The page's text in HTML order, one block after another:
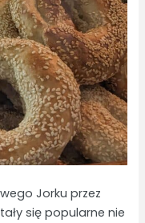
Jorku przez
się popularne nie